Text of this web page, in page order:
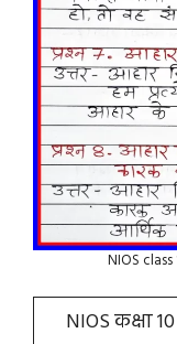
NIOS
NIOS कक्षा